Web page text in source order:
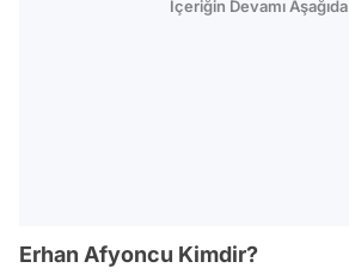
İçeriğin Devamı Aşağıda
Erhan Afyoncu Kimdir?